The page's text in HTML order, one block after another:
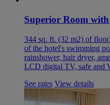
Superior Room with
344 sq. ft. (32 m2) of
of the hotel's swimming
rainshower, hair dryer,
LCD digital TV, safe and
See rates View details